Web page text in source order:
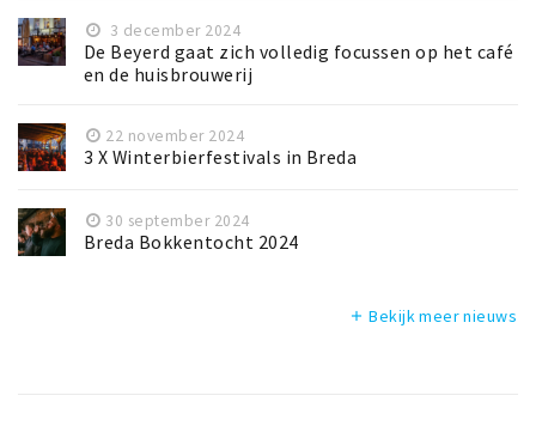
3 december 2024
De Beyerd gaat zich volledig focussen op het café
en de huisbrouwerij
22 november 2024
3 X Winterbierfestivals in Breda
30 september 2024
Breda Bokkentocht 2024
add Bekijk meer nieuws